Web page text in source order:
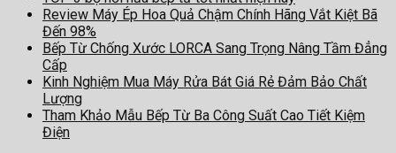
Review Máy Ép Hoa Quả Chậm Chính Hãng Vắt Kiệt Bã
Đến 98%
Bếp Từ Chống Xước LORCA Sang Trọng Nâng Tầm Đẳng
Cấp
Kinh Nghiệm Mua Máy Rửa Bát Giá Rẻ Đảm Bảo Chất
Lượng
Tham Khảo Mẫu Bếp Từ Ba Công Suất Cao Tiết Kiệm
Điện